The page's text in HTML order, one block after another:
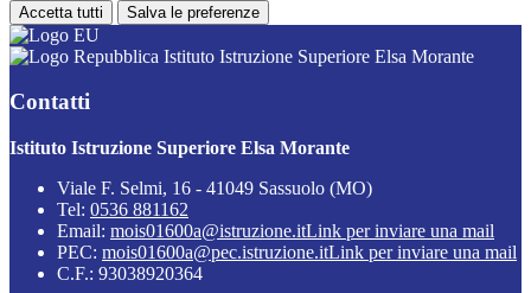
Accetta tutti Salva le preferenze
Istituto Istruzione Superiore Elsa Morante
Contatti
Istituto Istruzione Superiore Elsa Morante
Viale F. Selmi, 16 - 41049 Sassuolo (MO)
Tel: 0536 881162
Email: mois01600a@istruzione.itLink per inviare una mail
PEC: mois01600a@pec.istruzione.itLink per inviare una mail
C.F.: 93038920364